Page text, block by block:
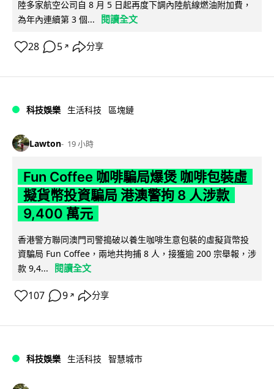
陸多家航空公司自 8 月 5 日起再度下調內陸航線燃油附加費，
為年內連續第 3 個...
閱讀全文
28 5 ↗ 分享
科技娛樂 生活科技 區塊鏈
Lawton 19 小時
Fun Coffee 咖啡騙局爆煲 咖啡包裝虛
擬貨幣投資騙局 港澳警拘 8 人涉款
9,400 萬元
香港警方聯同澳門司警搗破以養生咖啡生意包裝的虛擬貨幣投
資騙局 Fun Coffee，兩地共拘捕 8 人，接獲逾 200 宗舉報，涉
款 9,4...
閱讀全文
107 9 ↗ 分享
科技娛樂 生活科技 智慧城市